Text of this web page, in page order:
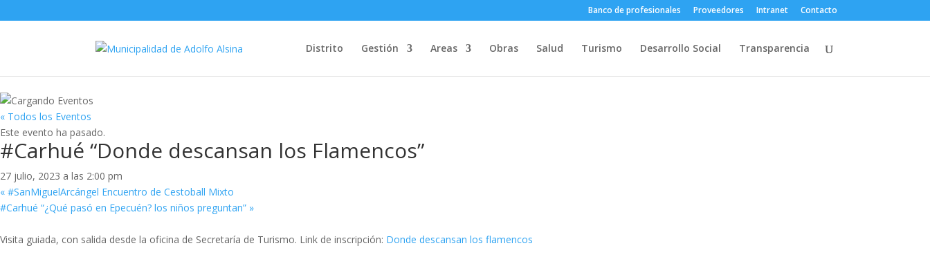
Banco de profesionales Proveedores Intranet Contacto
Distrito Gestión Areas Obras Salud Turismo Desarrollo Social Transparencia
« Todos los Eventos
Este evento ha pasado.
#Carhué “Donde descansan los Flamencos”
27 julio, 2023 a las 2:00 pm
« #SanMiguelArcángel Encuentro de Cestoball Mixto
#Carhué “¿Qué pasó en Epecuén? los niños preguntan” »
Visita guiada, con salida desde la oficina de Secretaría de Turismo. Link de inscripción: Donde descansan los flamencos